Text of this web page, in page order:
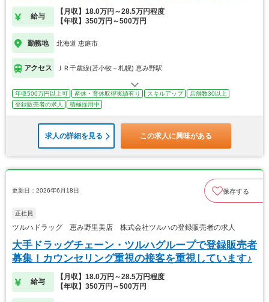
給与
【月収】18.0万円～28.5万円程度
【年収】350万円～500万円
勤務地 北海道 恵庭市
アクセス ＪＲ千歳線(苫小牧－札幌) 恵み野駅
年収500万円以上可 産休・育休取得実績有り スキルアップ
店舗数30以上
登録販売者の求人
積極採用中
求人の詳細を見る この求人に興味がある
更新日：2026年6月18日 保存する
正社員
ツルハドラッグ 恵み野里美店 株式会社ツルハの登録販売者の求人
大手ドラッグチェーン・ツルハグループで登録販売者
募集！カウンセリング重視の接客を重視しています♪
給与
【月収】18.0万円～28.5万円程度
【年収】350万円～500万円